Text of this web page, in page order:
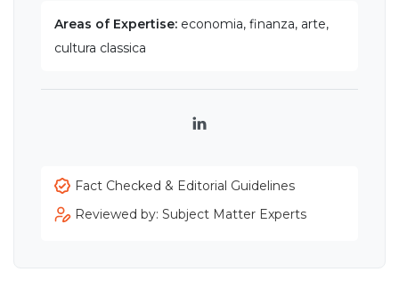
Areas of Expertise: economia, finanza, arte,
cultura classica
LinkedIn
Fact Checked & Editorial Guidelines
Reviewed by: Subject Matter Experts